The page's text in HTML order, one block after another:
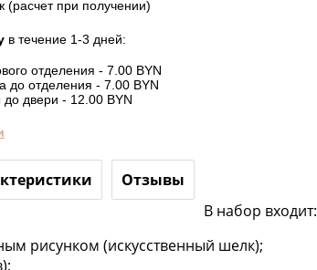
при получении)
в течение 1-3 дней:
отделения - 7.00 BYN
до отделения - 7.00 BYN
двери - 12.00 BYN
Отзывы
В набор входит:
рисунком (искусственный шелк);